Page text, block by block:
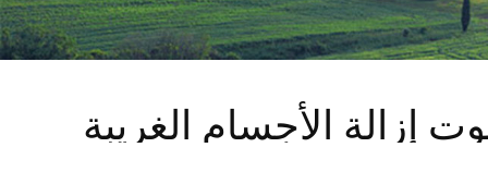
إزالة الأجسام الغريبة